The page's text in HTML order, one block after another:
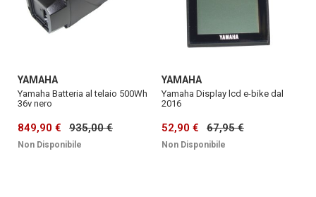
YAMAHA
Yamaha Batteria al telaio 500Wh
36v nero
849,90 € 935,00 €
Non Disponibile
YAMAHA
Yamaha Display lcd e-bike dal
2016
52,90 € 67,95 €
Non Disponibile